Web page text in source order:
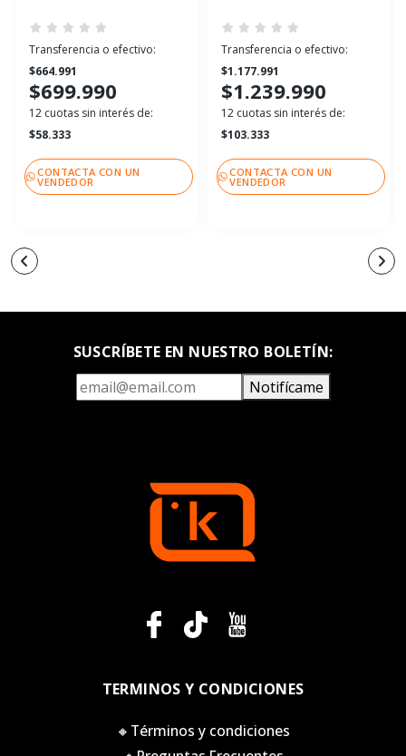
Transferencia o efectivo:
$664.991
$699.990
12 cuotas sin interés de:
$58.333
CONTACTA CON UN
VENDEDOR
Transferencia o efectivo:
$1.177.991
$1.239.990
12 cuotas sin interés de:
$103.333
CONTACTA CON UN
VENDEDOR
SUSCRÍBETE EN NUESTRO BOLETÍN:
Notifícame
TERMINOS Y CONDICIONES
🔸Términos y condiciones